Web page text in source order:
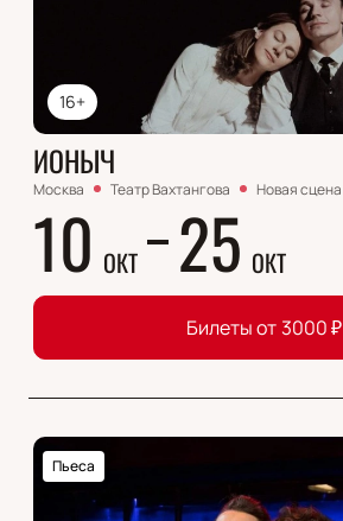
16+
ИОНЫЧ
Москва Театр Вахтангова Новая сцена
10 ОКТ 25 ОКТ
Билеты от 3000₽
Пьеса